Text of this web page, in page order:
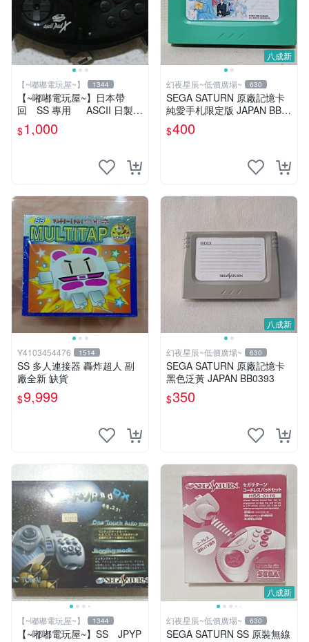
【~嘟嘟電玩屋~】 1344
【~嘟嘟電玩屋~】日本帶
回 SS 專用 ASCII 日製手
$1,000
八成新
幻夜星辰~低價廣場~ 630
SEGA SATURN 原廠記憶卡
純愛手札限定版 JAPAN BB0
376
$400
Y4103454476 1514
SS 多人連接器 轟炸超人 副
廠全新 缺貨
$9,999
八成新
幻夜星辰~低價廣場~ 630
SEGA SATURN 原廠記憶卡
黑色泛黃 JAPAN BB0393
$350
【~嘟嘟電玩屋~】 1344
【~嘟嘟電玩屋~】SS JPYP
八成新
幻夜星辰~低價廣場~ 630
SEGA SATURN SS 原裝無線